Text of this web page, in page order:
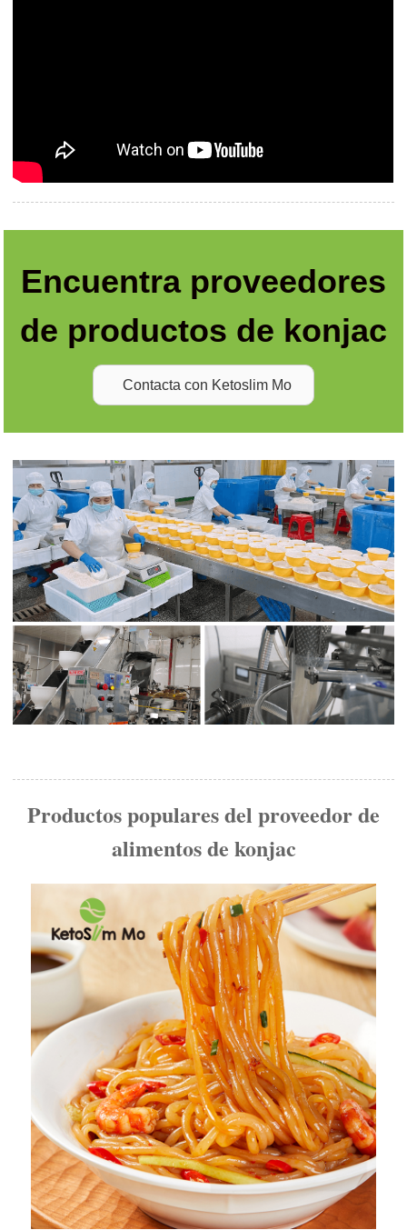
Encuentra proveedores
de productos de konjac
Contacta con Ketoslim Mo
Productos populares del proveedor de
alimentos de konjac